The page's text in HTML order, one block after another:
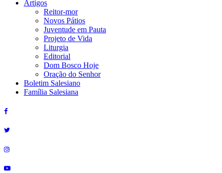
Artigos
Reitor-mor
Novos Pátios
Juventude em Pauta
Projeto de Vida
Liturgia
Editorial
Dom Bosco Hoje
Oração do Senhor
Boletim Salesiano
Família Salesiana